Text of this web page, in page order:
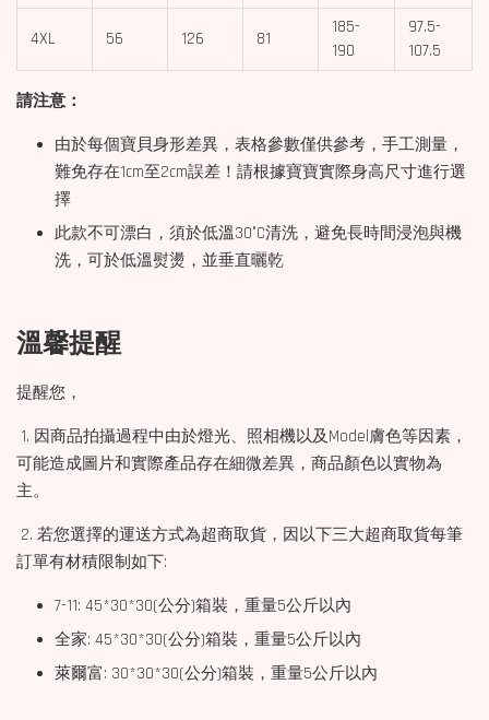
4XL 56 126 81
185-
190
97.5-
107.5
請注意：
由於每個寶貝身形差異，表格參數僅供參考，手工測量，
難免存在1cm至2cm誤差！請根據寶寶實際身高尺寸進行選
擇
此款不可漂白，須於低溫30°C清洗，避免長時間浸泡與機
洗，可於低溫熨燙，並垂直曬乾
溫馨提醒
提醒您，
1. 因商品拍攝過程中由於燈光、照相機以及Model膚色等因素，
可能造成圖片和實際產品存在細微差異，商品顏色以實物為
主。
2. 若您選擇的運送方式為超商取貨，因以下三大超商取貨每筆
訂單有材積限制如下:
7-11: 45*30*30(公分)箱裝，重量5公斤以內
全家: 45*30*30(公分)箱裝，重量5公斤以內
萊爾富: 30*30*30(公分)箱裝，重量5公斤以內